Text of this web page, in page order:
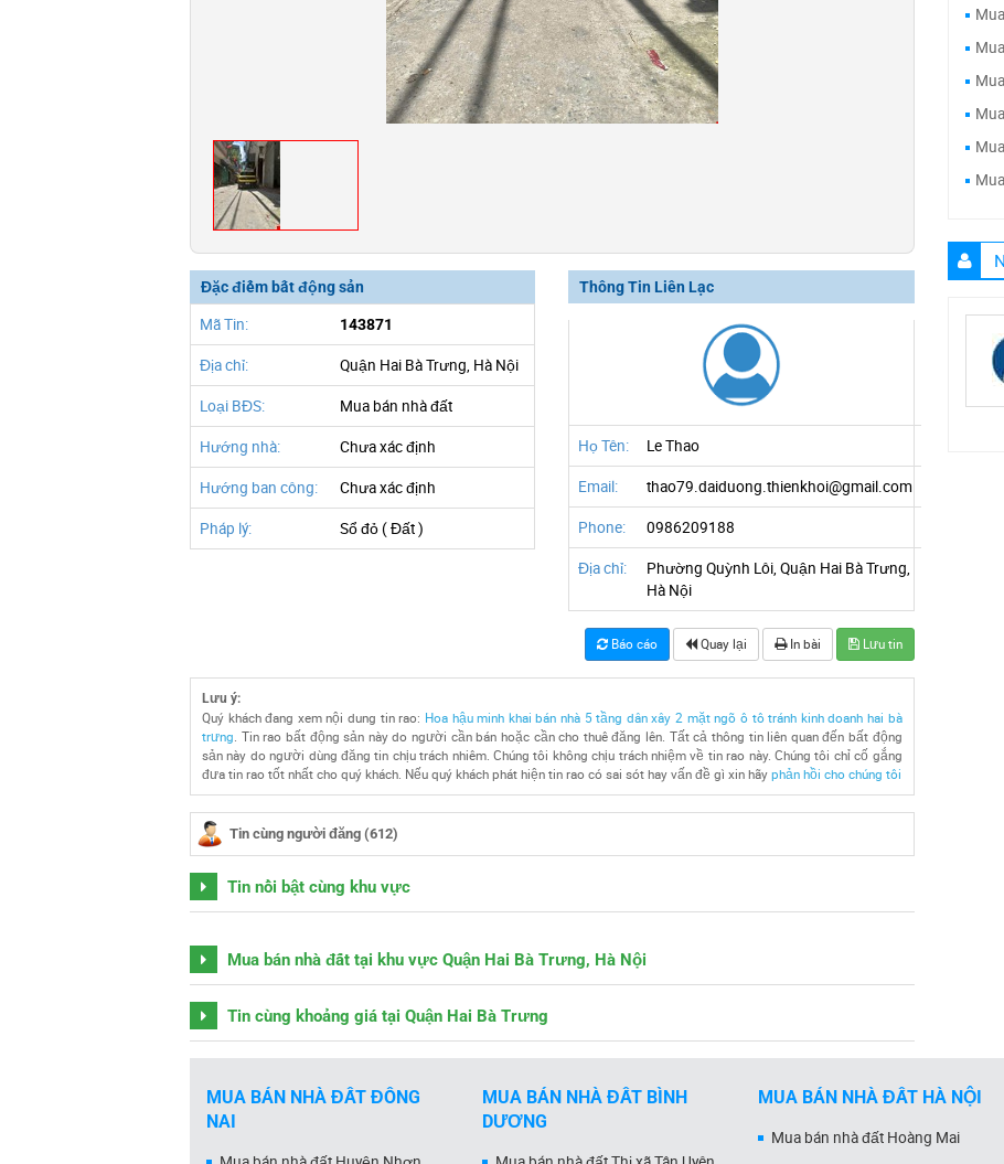
Đặc điểm bất động sản
Mã Tin: 143871
Địa chỉ: Quận Hai Bà Trưng, Hà Nội
Loại BĐS: Mua bán nhà đất
Hướng nhà: Chưa xác định
Hướng ban công: Chưa xác định
Pháp lý: Sổ đỏ ( Đất )
Thông Tin Liên Lạc
Họ Tên: Le Thao
Email: thao79.daiduong.thienkhoi@gmail.com
Phone: 0986209188
Địa chỉ:
Phường Quỳnh Lôi, Quận Hai Bà Trưng,
Hà Nội
Báo cáo Quay lại In bài Lưu tin
Lưu ý:
Quý khách đang xem nội dung tin rao: Hoa hậu minh khai bán nhà 5 tầng dân xây 2 mặt ngõ ô tô tránh kinh doanh hai bà
trưng. Tin rao bất động sản này do người cần bán hoặc cần cho thuê đăng lên. Tất cả thông tin liên quan đến bất động
sản này do người dùng đăng tin chịu trách nhiêm. Chúng tôi không chịu trách nhiệm về tin rao này. Chúng tôi chỉ cố gắng
đưa tin rao tốt nhất cho quý khách. Nếu quý khách phát hiện tin rao có sai sót hay vấn đề gì xin hãy phản hồi cho chúng tôi
Tin cùng người đăng (612)
Tin nổi bật cùng khu vực
Mua bán nhà đất tại khu vực Quận Hai Bà Trưng, Hà Nội
Tin cùng khoảng giá tại Quận Hai Bà Trưng
MUA BÁN NHÀ ĐẤT ĐỒNG
NAI
MUA BÁN NHÀ ĐẤT BÌNH
DƯƠNG
MUA BÁN NHÀ ĐẤT HÀ NỘI
Mua bán nhà đất Hoàng Mai